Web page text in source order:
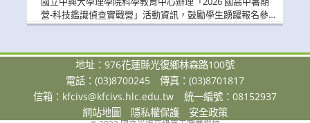
營-科技鑑識偵查實戰營」活動資訊，鼓勵學生踴躍報名參
加。
地址：976花蓮縣光復鄉林森路100號
電話：(03)8700245
傳真：(03)8701817
信箱： kfcivs@kfcivs.hlc.edu.tw
統一編號：08152937
網站地圖
隱私權保護 安全政策